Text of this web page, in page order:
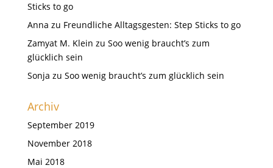
Sticks to go
Anna zu Freundliche Alltagsgesten: Step Sticks to go
Zamyat M. Klein zu Soo wenig braucht’s zum
glücklich sein
Sonja zu Soo wenig braucht’s zum glücklich sein
Archiv
September 2019
November 2018
Mai 2018